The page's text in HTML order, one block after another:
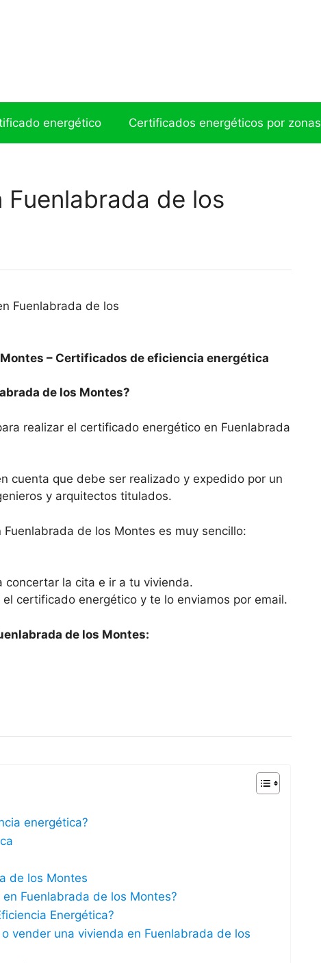
energético Certificados energéticos por zonas
de los
– Certificados de eficiencia energética
de los Montes?
realizar el certificado energético en Fuenlabrada
cuenta que debe ser realizado y expedido por un
y arquitectos titulados.
de los Montes es muy sencillo:
concertar la cita e ir a tu vivienda.
certificado energético y te lo enviamos por email.
de los Montes:
energética?
de los Montes
Fuenlabrada de los Montes?
Energética?
vender una vivienda en Fuenlabrada de los